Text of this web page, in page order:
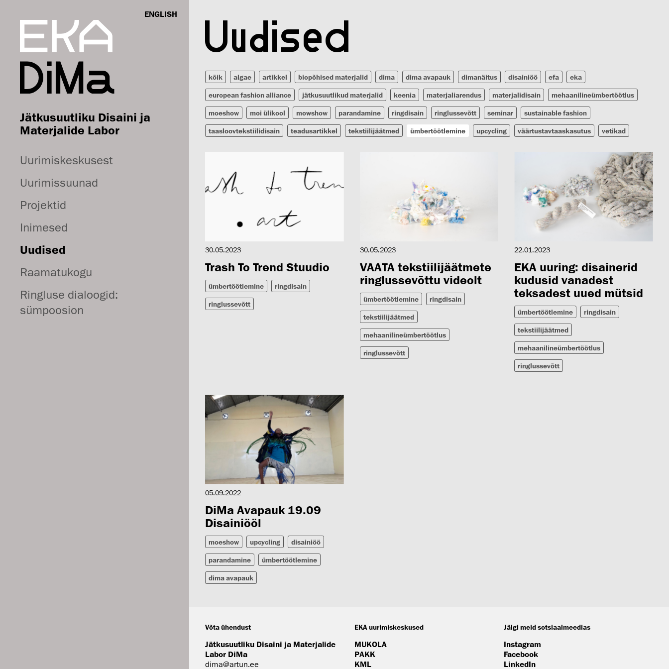
Jätkusuutliku Disaini ja
Materjalide Labor
Uurimiskeskusest
Uurimissuunad
Projektid
Inimesed
Uudised
Raamatukogu
Ringluse dialoogid:
sümpoosion
ENGLISH Uudised
kõik algae artikkel biopõhised materjalid dima dima avapauk dimanäitus disainiöö efa eka
european fashion alliance jätkusuutlikud materjalid keenia materjaliarendus materjalidisain mehaanilineümbertöötlus
moeshow moi ülikool mowshow parandamine ringdisain ringlussevõtt seminar sustainable fashion
taasloovtekstiilidisain teadusartikkel tekstiilijäätmed ümbertöötlemine upcycling väärtustavtaaskasutus vetikad
30.05.2023
Trash To Trend Stuudio
ümbertöötlemine ringdisain
ringlussevõtt
30.05.2023
VAATA tekstiilijäätmete
ringlussevõttu videolt
ümbertöötlemine ringdisain
tekstiilijäätmed
mehaanilineümbertöötlus
ringlussevõtt
22.01.2023
EKA uuring: disainerid
kudusid vanadest
teksadest uued mütsid
ümbertöötlemine ringdisain
tekstiilijäätmed
mehaanilineümbertöötlus
ringlussevõtt
05.09.2022
DiMa Avapauk 19.09
Disainiööl
moeshow upcycling disainiöö
parandamine ümbertöötlemine
dima avapauk
Võta ühendust
Jätkusuutliku Disaini ja Materjalide
Labor DiMa
dima@artun.ee
EKA uurimiskeskused
MUKOLA
PAKK
KML
Jälgi meid sotsiaalmeedias
Instagram
Facebook
LinkedIn